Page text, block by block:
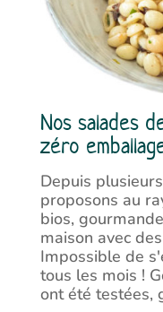
Nos salades
zéro
Depuis
proposons au
bios,
maison avec
Impossible de
tous les mois !
ont été testées,